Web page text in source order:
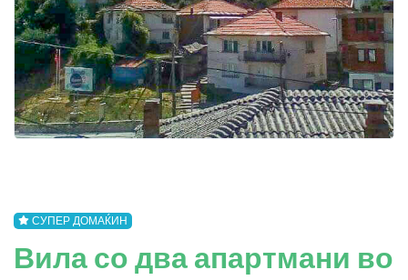
СУПЕР ДОМАЌИН
Вила со два апартмани во